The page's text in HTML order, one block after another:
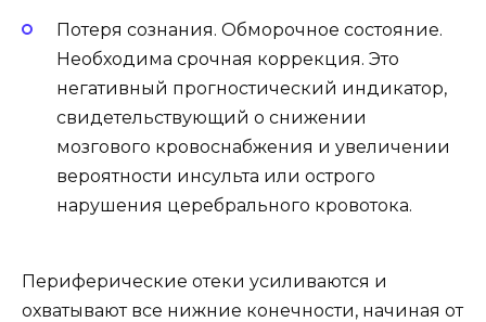
Потеря сознания. Обморочное состояние.
Необходима срочная коррекция. Это
негативный прогностический индикатор,
свидетельствующий о снижении
мозгового кровоснабжения и увеличении
вероятности инсульта или острого
нарушения церебрального кровотока.
Периферические отеки усиливаются и
охватывают все нижние конечности, начиная от